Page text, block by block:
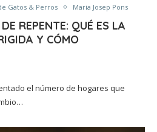
Gatos & Perros Maria Josep Pons
REPENTE: QUÉ ES LA
Y CÓMO
el número de hogares que